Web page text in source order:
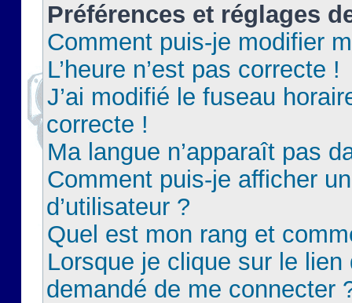
Préférences et réglages
Comment puis-je modifier
L’heure n’est pas correcte !
J’ai modifié le fuseau
correcte !
Ma langue n’apparaît pas
Comment puis-je afficher
d’utilisateur ?
Quel est mon rang et
Lorsque je clique sur le lien
demandé de me connecter